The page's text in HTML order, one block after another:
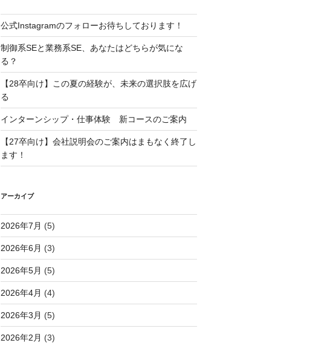
公式Instagramのフォローお待ちしております！
制御系SEと業務系SE、あなたはどちらが気にな
る？
【28卒向け】この夏の経験が、未来の選択肢を広げ
る
インターンシップ・仕事体験 新コースのご案内
【27卒向け】会社説明会のご案内はまもなく終了し
ます！
アーカイブ
2026年7月 (5)
2026年6月 (3)
2026年5月 (5)
2026年4月 (4)
2026年3月 (5)
2026年2月 (3)